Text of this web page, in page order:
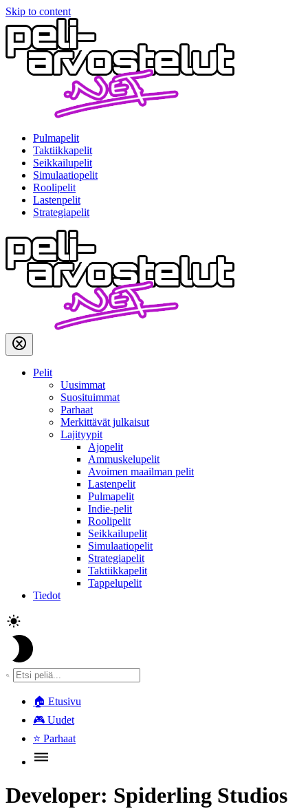
Skip to content
Pulmapelit
Taktiikkapelit
Seikkailupelit
Simulaatiopelit
Roolipelit
Lastenpelit
Strategiapelit
Pelit
Uusimmat
Suosituimmat
Parhaat
Merkittävät julkaisut
Lajityypit
Ajopelit
Ammuskelupelit
Avoimen maailman pelit
Lastenpelit
Pulmapelit
Indie-pelit
Roolipelit
Seikkailupelit
Simulaatiopelit
Strategiapelit
Taktiikkapelit
Tappelupelit
Tiedot
🏠 Etusivu
🎮 Uudet
⭐ Parhaat
Developer: Spiderling Studios